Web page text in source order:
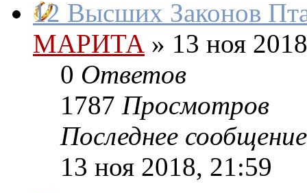
12 Высших Законов
МАРИТА » 13 ноя
0 Ответов
1787 Просмотров
Последнее сообщение
13 ноя 2018, 21:59